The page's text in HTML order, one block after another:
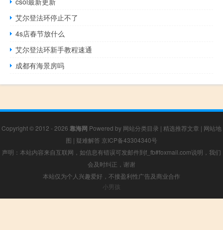
艾尔登法环停止不了
4s店春节放什么
艾尔登法环新手教程速通
成都有海景房吗
Copyright © 2012 - 2026 靠海网 Powered by 网站分类目录 | 精选推荐文章 | 网站地
图 | 疑难解答 京ICP备43304340号
声明：本站内容来自互联网，如信息有错误可发邮件到f_fb#foxmail.com说明，我们
会及时纠正，谢谢
本站仅为个人兴趣爱好，不接盈利性广告及商业合作
小男孩